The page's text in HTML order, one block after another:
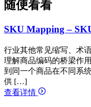
随便看看
SKU Mapping –
行业其他常见缩写、术
理解商品编码的桥梁作
到同一个商品在不同系
供 […]
查看详情